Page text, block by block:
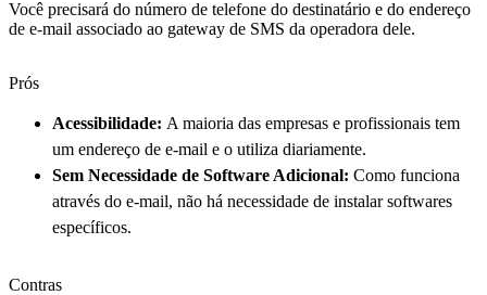
Você precisará do número de telefone do destinatário e do endereço
de e-mail associado ao gateway de SMS da operadora dele.
Prós
Acessibilidade: A maioria das empresas e profissionais tem
um endereço de e-mail e o utiliza diariamente.
Sem Necessidade de Software Adicional: Como funciona
através do e-mail, não há necessidade de instalar softwares
específicos.
Contras